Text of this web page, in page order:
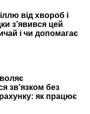
від хвороб і
з’явився цей
і чи допомагає
зв’язком без
як працює